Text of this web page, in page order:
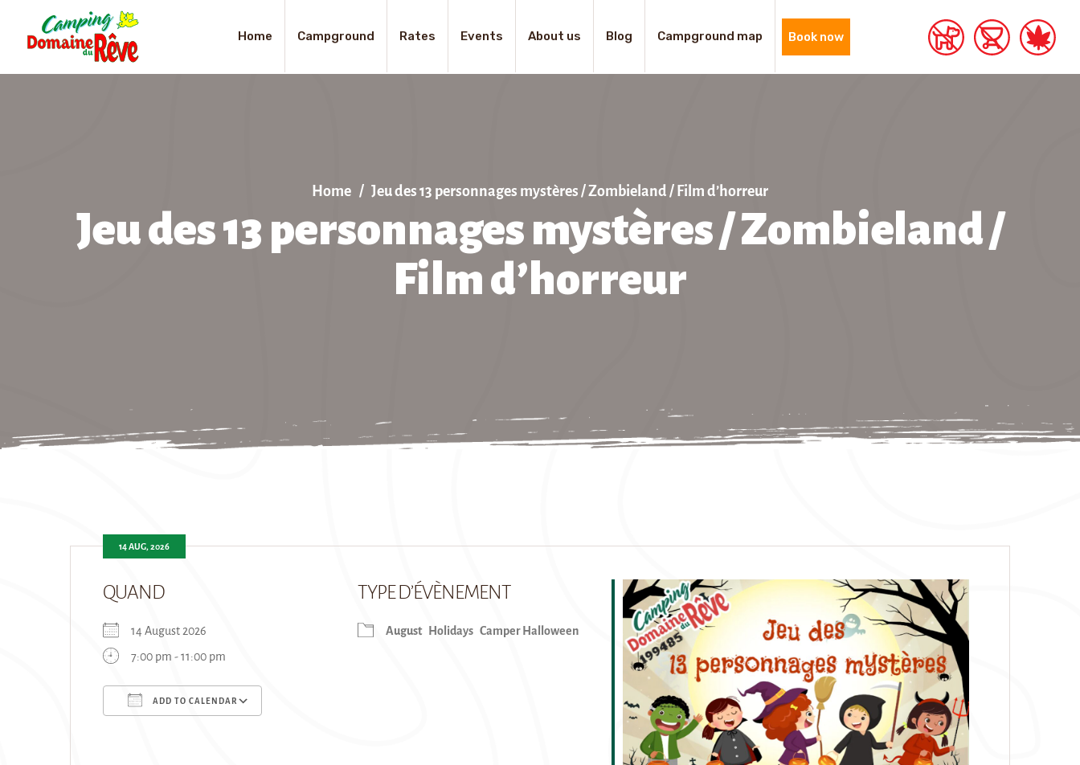
Home Campground Rates Events About us Blog Campground map Book now
Home Jeu des 13 personnages mystères / Zombieland / Film d’horreur
Jeu des 13 personnages mystères / Zombieland /
Film d’horreur
14 AUG, 2026
QUAND
14 August 2026
7:00 pm - 11:00 pm
ADD TO CALENDAR
Outlook Live
TYPE D’ÉVÈNEMENT
August Holidays Camper Halloween